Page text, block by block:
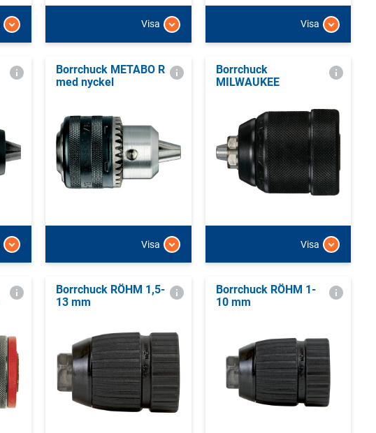
Visa Visa
Borrchuck METABO R
med nyckel
Visa
Borrchuck
MILWAUKEE
Visa
Borrchuck RÖHM 1,5-
13 mm
Borrchuck RÖHM 1-
10 mm